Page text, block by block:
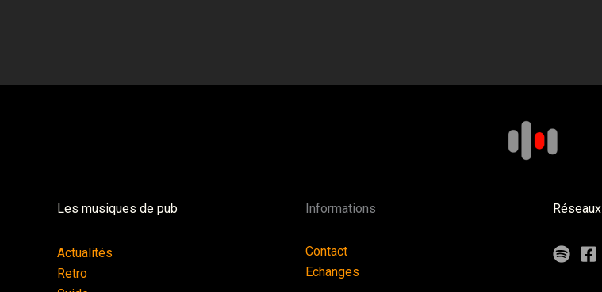
Les musiques de pub
Actualités
Retro
Informations
Contact
Echanges
Réseaux